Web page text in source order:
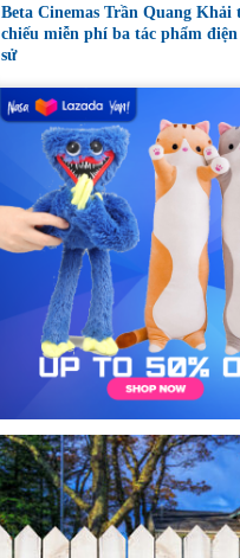
Beta Cinemas Trần Quang Khải
chiếu miễn phí ba tác phẩm
sử